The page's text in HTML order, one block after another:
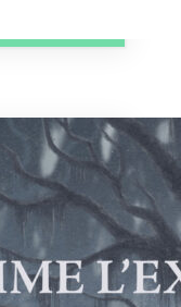
bois,
sont si